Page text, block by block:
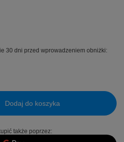
30 dni przed wprowadzeniem obniżki:
Dodaj do koszyka
także poprzez: